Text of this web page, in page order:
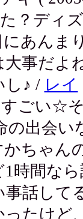
？ディ
にあんま
事だよ
し♪ / レイ
ごい☆
出会い
ちゃん
時間な
事話して
ったけ